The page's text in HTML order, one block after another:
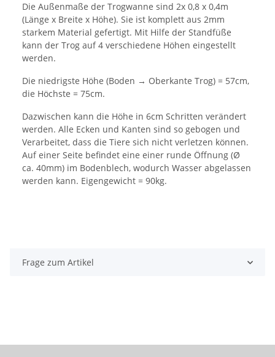
Die Außenmaße der Trogwanne sind 2x 0,8 x 0,4m
(Länge x Breite x Höhe). Sie ist komplett aus 2mm
starkem Material gefertigt. Mit Hilfe der Standfüße
kann der Trog auf 4 verschiedene Höhen eingestellt
werden.
Die niedrigste Höhe (Boden → Oberkante Trog) = 57cm,
die Höchste = 75cm.
Dazwischen kann die Höhe in 6cm Schritten verändert
werden. Alle Ecken und Kanten sind so gebogen und
Verarbeitet, dass die Tiere sich nicht verletzen können.
Auf einer Seite befindet eine einer runde Öffnung (Ø
ca. 40mm) im Bodenblech, wodurch Wasser abgelassen
werden kann. Eigengewicht = 90kg.
Frage zum Artikel